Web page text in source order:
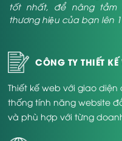
tốt nhất, để nâng tầm
thương hiệu của bạn lên
CÔNG TY THIẾT KẾ
Thiết kế web với giao
thống tính năng website
và phù hợp với từng